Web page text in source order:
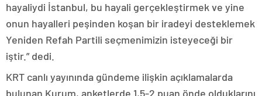
hayaliydi İstanbul, bu hayali gerçekleştirmek ve yine
onun hayalleri peşinden koşan bir iradeyi desteklemek
Yeniden Refah Partili seçmenimizin isteyeceği bir
iştir.” dedi.
KRT canlı yayınında gündeme ilişkin açıklamalarda
bulunan Kurum, anketlerde 1,5-2 puan önde olduklarını